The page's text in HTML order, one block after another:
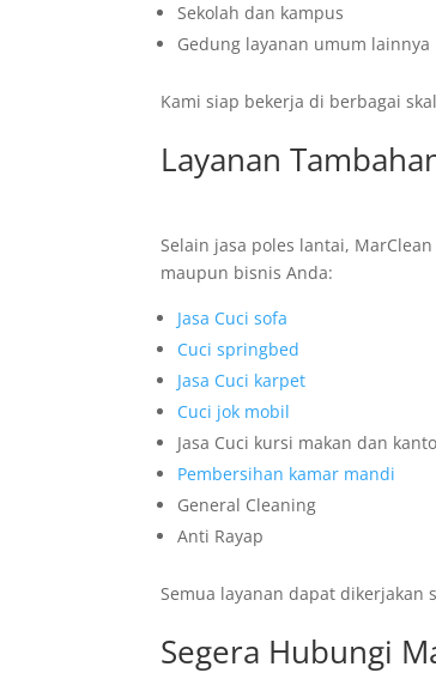
Sekolah dan kampus
Gedung layanan umum lainnya
Kami siap bekerja di berbagai
Layanan
Selain jasa poles lantai,
maupun bisnis Anda:
Jasa Cuci sofa
Cuci springbed
Jasa Cuci karpet
Cuci jok mobil
Jasa Cuci kursi makan dan
Pembersihan kamar mandi
General Cleaning
Anti Rayap
Semua layanan dapat dikerjakan
Segera Hubungi